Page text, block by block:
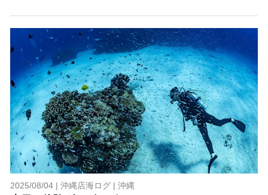
2025/08/04 | 沖縄店海ログ| 沖縄